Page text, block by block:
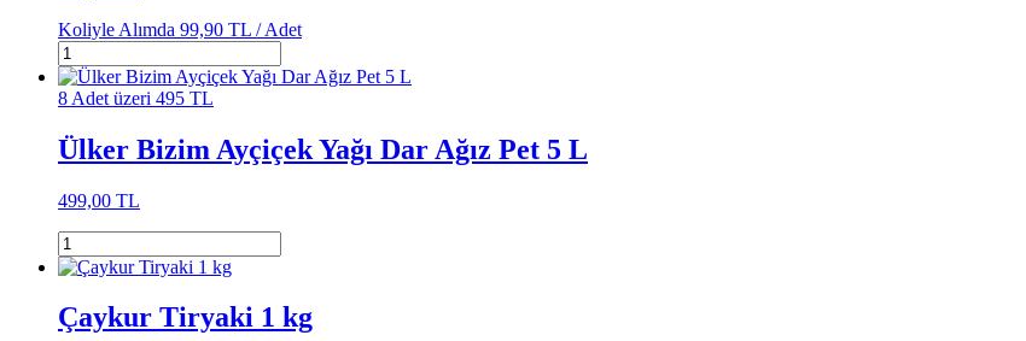
Koliyle Alımda 99,90 TL /Adet
8 Adet üzeri 495 TL
Ülker Bizim Ayçiçek Yağı Dar Ağız Pet 5 L
499,00 TL
Çaykur Tiryaki 1 kg